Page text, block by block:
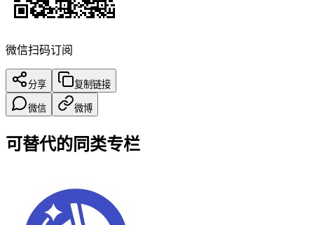
微信扫码订阅
分享 复制链接
微信 微博
可替代的同类专栏